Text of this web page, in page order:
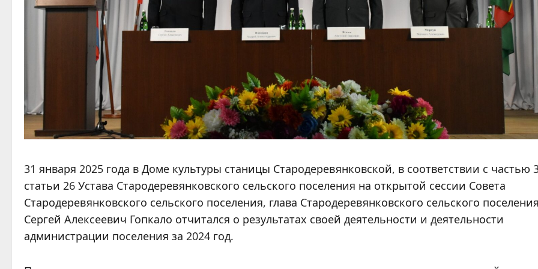
31 января 2025 года в Доме культуры станицы Стародеревянковской, в соответствии с частью
статьи 26 Устава Стародеревянковского сельского поселения на открытой сессии Совета
Стародеревянковского сельского поселения, глава Стародеревянковского сельского поселения
Сергей Алексеевич Гопкало отчитался о результатах своей деятельности и деятельности
администрации поселения за 2024 год.
Новости 2026
Модернизация
коммунальной
Редактор